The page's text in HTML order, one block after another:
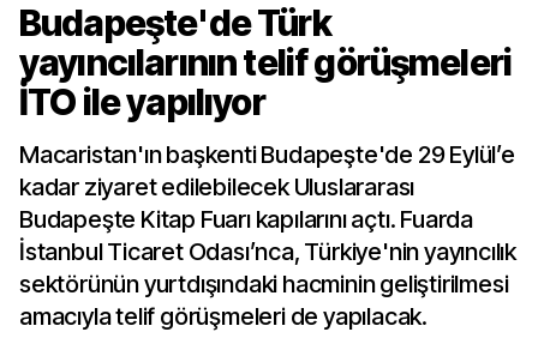
Budapeşte'de Türk
yayıncılarının telif görüşmeleri
İTO ile yapılıyor
Macaristan'ın başkenti Budapeşte'de 29 Eylül’e
kadar ziyaret edilebilecek Uluslararası
Budapeşte Kitap Fuarı kapılarını açtı. Fuarda
İstanbul Ticaret Odası’nca, Türkiye'nin yayıncılık
sektörünün yurtdışındaki hacminin geliştirilmesi
amacıyla telif görüşmeleri de yapılacak.